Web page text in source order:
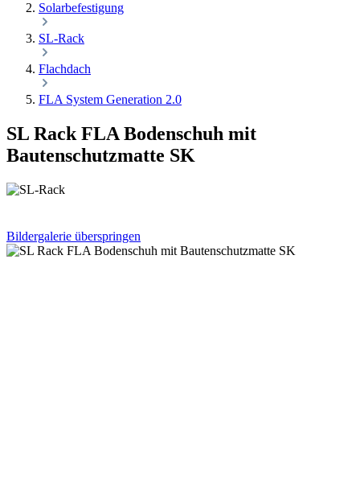
Solarbefestigung
SL-Rack
Flachdach
FLA System Generation 2.0
SL Rack FLA Bodenschuh mit
Bautenschutzmatte SK
Bildergalerie überspringen